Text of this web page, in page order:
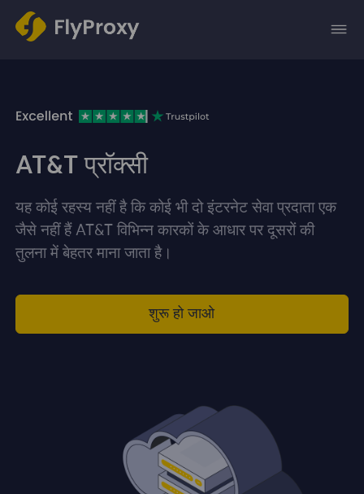
AT&T प्रॉक्सी
यह कोई रहस्य नहीं है कि कोई भी दो इंटरनेट सेवा प्रदाता एक
जैसे नहीं हैं AT&T विभिन्न कारकों के आधार पर दूसरों की
तुलना में बेहतर माना जाता है।
शुरू हो जाओ